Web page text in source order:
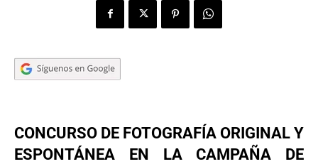
CONCURSO DE FOTOGRAFÍA ORIGINAL Y
ESPONTÁNEA EN LA CAMPAÑA DE